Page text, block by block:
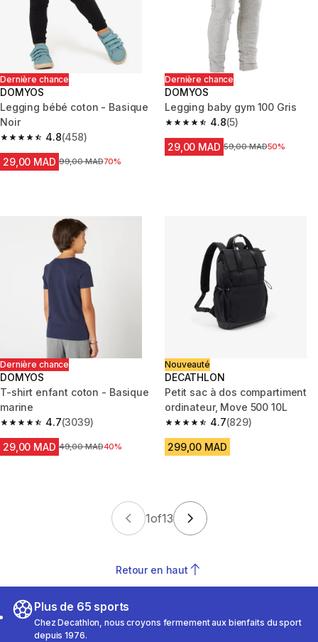
Dernière chance
DOMYOS
Legging bébé coton - Basique
Noir
4.8
4.8 out of 5 stars from 458 reviews
(458)
29,00 MAD Prix avant la réduction
99,00 MAD70%
Dernière chance
DOMYOS
Legging baby gym 100 Gris
4.8
4.8 out of 5 stars from 5
(5)
29,00 MAD Prix avant la réduction
59,00 MAD50%
Dernière chance
DOMYOS
T-shirt enfant coton - Basique
marine
4.7
4.7 out of 5 stars from 3039 reviews
(3039)
29,00 MAD Prix avant la réduction
49,00 MAD40%
Nouveauté
DECATHLON
Petit sac à dos compartiment
ordinateur, Move 500 10L
4.7
4.7 out of 5 stars from 829
(829)
299,00 MAD
1of13
Retour en haut
Plus de 65 sports
Chez Decathlon, nous croyons fermement aux bienfaits du sport
depuis 1976.